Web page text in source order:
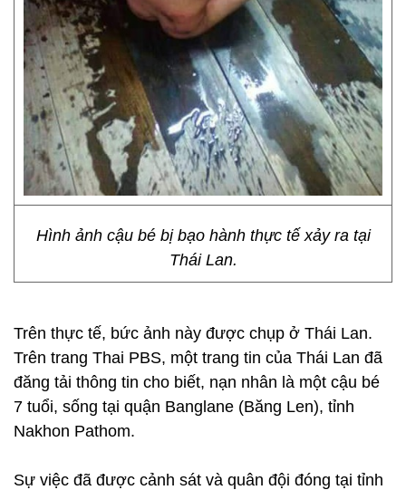
Hình ảnh cậu bé bị bạo hành thực tế xảy ra tại
Thái Lan.
Trên thực tế, bức ảnh này được chụp ở Thái Lan.
Trên trang Thai PBS, một trang tin của Thái Lan đã
đăng tải thông tin cho biết, nạn nhân là một cậu bé
7 tuổi, sống tại quận Banglane (Băng Len), tỉnh
Nakhon Pathom.
Sự việc đã được cảnh sát và quân đội đóng tại tỉnh